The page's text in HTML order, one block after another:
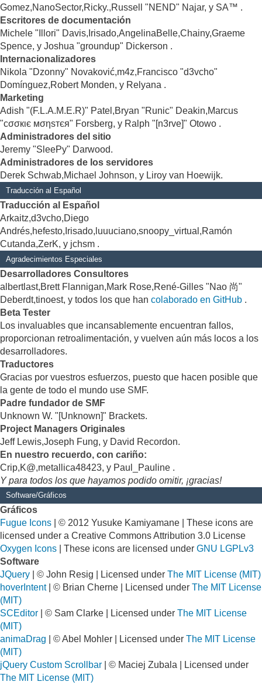
Gomez,NanoSector,Ricky.,Russell "NEND" Najar, y SA™ .
Escritores de documentación
Michele "Illori" Davis,Irisado,AngelinaBelle,Chainy,Graeme
Spence, y Joshua "groundup" Dickerson .
Internacionalizadores
Nikola "Dzonny" Novaković,m4z,Francisco "d3vcho"
Domínguez,Robert Monden, y Relyana .
Marketing
Adish "(F.L.A.M.E.R)" Patel,Bryan "Runic" Deakin,Marcus
"cσσкιє мσηѕтєя" Forsberg, y Ralph "[n3rve]" Otowo .
Administradores del sitio
Jeremy "SleePy" Darwood.
Administradores de los servidores
Derek Schwab,Michael Johnson, y Liroy van Hoewijk.
Traducción al Español
Traducción al Español
Arkaitz,d3vcho,Diego
Andrés,hefesto,Irisado,luuuciano,snoopy_virtual,Ramón
Cutanda,ZerK, y jchsm .
Agradecimientos Especiales
Desarrolladores Consultores
albertlast,Brett Flannigan,Mark Rose,René-Gilles "Nao 尚"
Deberdt,tinoest, y todos los que han colaborado en GitHub .
Beta Tester
Los invaluables que incansablemente encuentran fallos,
proporcionan retroalimentación, y vuelven aún más locos a los
desarrolladores.
Traductores
Gracias por vuestros esfuerzos, puesto que hacen posible que
la gente de todo el mundo use SMF.
Padre fundador de SMF
Unknown W. "[Unknown]" Brackets.
Project Managers Originales
Jeff Lewis,Joseph Fung, y David Recordon.
En nuestro recuerdo, con cariño:
Crip,K@,metallica48423, y Paul_Pauline .
Y para todos los que hayamos podido omitir, ¡gracias!
Software/Gráficos
Gráficos
Fugue Icons | © 2012 Yusuke Kamiyamane | These icons are
licensed under a Creative Commons Attribution 3.0 License
Oxygen Icons | These icons are licensed under GNU LGPLv3
Software
JQuery | © John Resig | Licensed under The MIT License (MIT)
hoverIntent| © Brian Cherne | Licensed under The MIT License
(MIT)
SCEditor | © Sam Clarke | Licensed under The MIT License
(MIT)
animaDrag | © Abel Mohler | Licensed under The MIT License
(MIT)
jQuery Custom Scrollbar | © Maciej Zubala | Licensed under
The MIT License (MIT)